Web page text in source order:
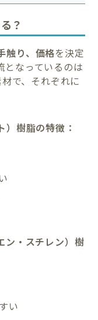
？
触り、価格を決定
となっているのは
で、それぞれに
樹脂の特徴：
ン・スチレン）樹
い